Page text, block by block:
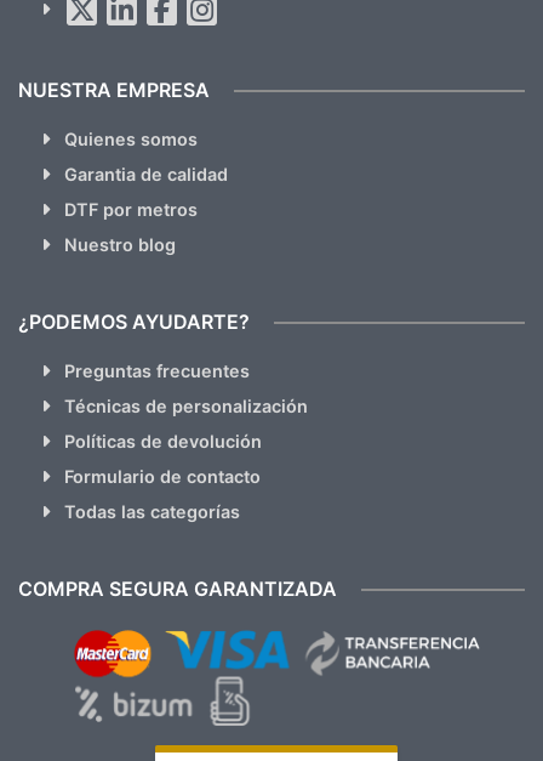
hacemos Spam)
NUESTRA EMPRESA
Quienes somos
Garantia de calidad
DTF por metros
Nuestro blog
¿PODEMOS AYUDARTE?
Preguntas frecuentes
Técnicas de personalización
Políticas de devolución
Formulario de contacto
Todas las categorías
COMPRA SEGURA GARANTIZADA